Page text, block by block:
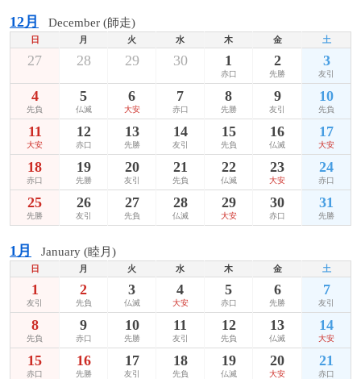
12月 December (師走)
日 月 火 水 木 金 土
27 28 29 30 1
赤口
2
先勝
3
友引
4
先負
5
仏滅
6
大安
7
赤口
8
先勝
9
友引
10
先負
11
大安
12
赤口
13
先勝
14
友引
15
先負
16
仏滅
17
大安
18
赤口
19
先勝
20
友引
21
先負
22
仏滅
23
大安
24
赤口
25
先勝
26
友引
27
先負
28
仏滅
29
大安
30
赤口
31
先勝
1月 January (睦月)
日 月 火 水 木 金 土
1
友引
2
先負
3
仏滅
4
大安
5
赤口
6
先勝
7
友引
8
先負
9
赤口
10
先勝
11
友引
12
先負
13
仏滅
14
大安
15
赤口
16
先勝
17
友引
18
先負
19
仏滅
20
大安
21
赤口